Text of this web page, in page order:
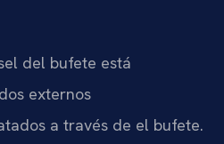
del bufete está
externos
a través de el bufete.